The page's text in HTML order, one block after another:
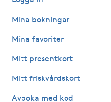
Katun fransar
Mina bokningar
Mina favoriter
Mitt presentkort
Mitt friskvårdskort
Avboka med kod